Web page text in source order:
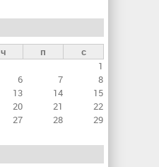
ч п
с
1
6 7
8
13 14
15
20 21
22
27 28
29